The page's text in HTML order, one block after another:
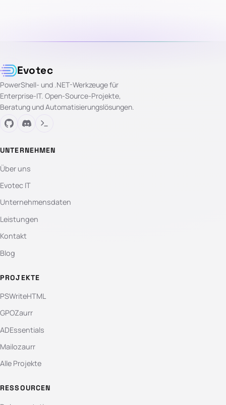
Evotec
PowerShell- und .NET-Werkzeuge für
Enterprise-IT. Open-Source-Projekte,
Beratung und Automatisierungslösungen.
UNTERNEHMEN
Über uns
Evotec IT
Unternehmensdaten
Leistungen
Kontakt
Blog
PROJEKTE
PSWriteHTML
GPOZaurr
ADEssentials
Mailozaurr
Alle Projekte
RESSOURCEN